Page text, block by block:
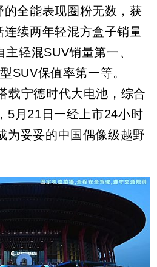
全能表现圈粉无数，获
续两年轻混方盒子销量
轻混SUV销量第一、
SUV保值率第一等。
载宁德时代大电池，综合
5月21日一经上市24小时
为妥妥的中国偶像级越野